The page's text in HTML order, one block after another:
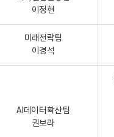
이정현
미래전략팀
이경석
AI데이터확산팀
권보라